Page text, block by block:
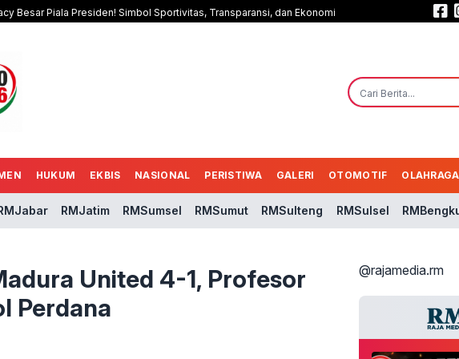
Besar Piala Presiden! Simbol Sportivitas, Transparansi, dan Ekonomi Geger! 995
HUKUM EKBIS NASIONAL PERISTIWA GALERI OTOMOTIF OLAHRAGA
RMJatim RMSumsel RMSumut RMSulteng RMSulsel
United 4-1, Profesor
Perdana
@rajamedia.rm